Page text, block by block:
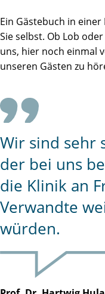
Ein Gästebuch in einer
Sie selbst. Ob Lob
uns, hier noch einmal
unseren Gästen zu
Wir sind sehr
der bei uns
die Klinik an
Verwandte
würden.